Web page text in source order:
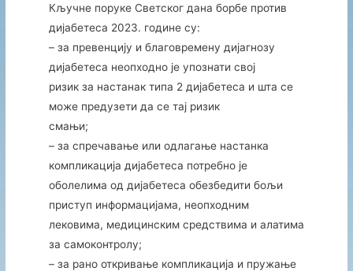
Кључне поруке Светског дана борбе против
дијабетеса 2023. године су:
– за превенцију и благовремену дијагнозу
дијабетеса неопходно је упознати свој
ризик за настанак типа 2 дијабетеса и шта се
може предузети да се тај ризик
смањи;
– за спречавање или одлагање настанка
компликација дијабетеса потребно је
оболелима од дијабетеса обезбедити бољи
приступ информацијама, неопходним
лековима, медицинским средствима и алатима
за самоконтролу;
– за рано откривање компликација и пружање